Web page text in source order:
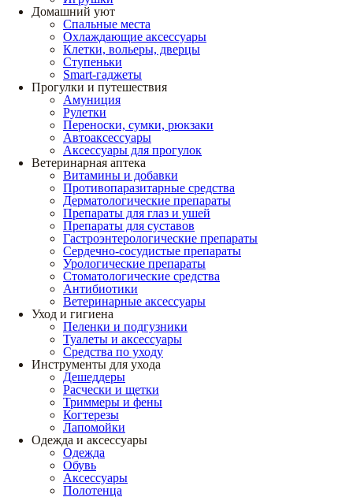
Домашний уют
Спальные места
Охлаждающие аксессуары
Клетки, вольеры, дверцы
Ступеньки
Smart-гаджеты
Прогулки и путешествия
Амуниция
Рулетки
Переноски, сумки, рюкзаки
Автоаксессуары
Аксессуары для прогулок
Ветеринарная аптека
Витамины и добавки
Противопаразитарные средства
Дерматологические препараты
Препараты для глаз и ушей
Препараты для суставов
Гастроэнтерологические препараты
Сердечно-сосудистые препараты
Урологические препараты
Стоматологические средства
Антибиотики
Ветеринарные аксессуары
Уход и гигиена
Пеленки и подгузники
Туалеты и аксессуары
Средства по уходу
Инструменты для ухода
Дешеддеры
Расчески и щетки
Триммеры и фены
Когтерезы
Лапомойки
Одежда и аксессуары
Одежда
Обувь
Аксессуары
Полотенца